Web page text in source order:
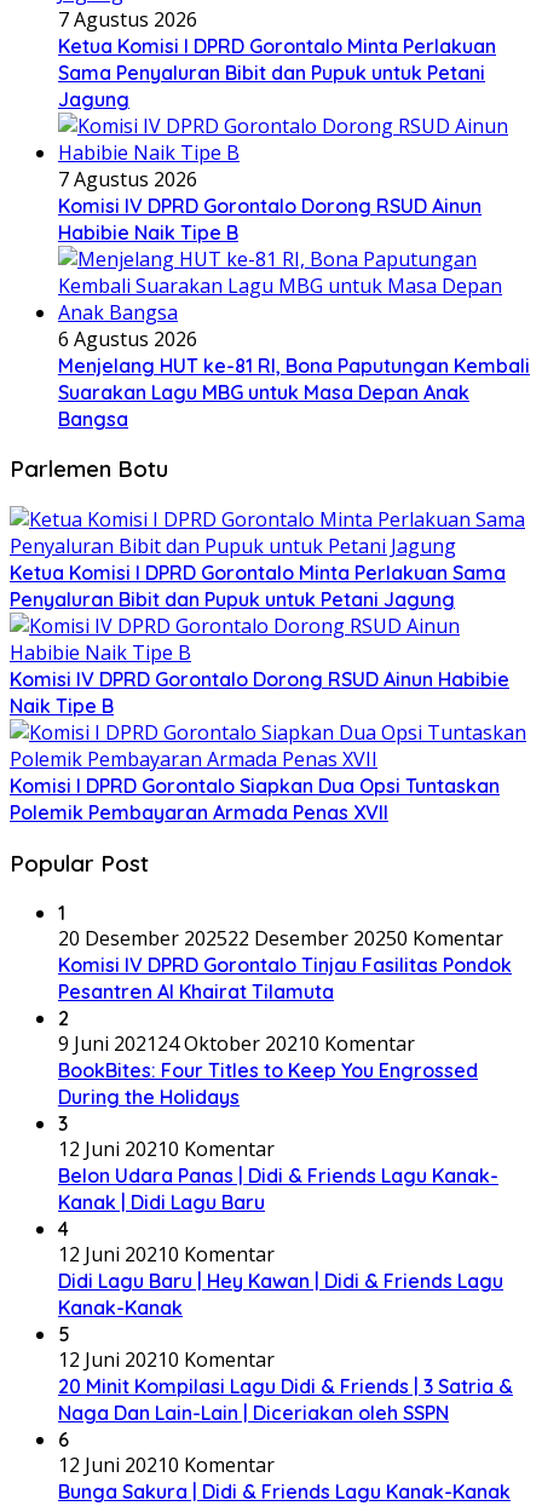
7 Agustus 2026
Ketua Komisi I DPRD Gorontalo Minta Perlakuan
Sama Penyaluran Bibit dan Pupuk untuk Petani
Jagung
7 Agustus 2026
Komisi IV DPRD Gorontalo Dorong RSUD Ainun
Habibie Naik Tipe B
6 Agustus 2026
Menjelang HUT ke-81 RI, Bona Paputungan Kembali
Suarakan Lagu MBG untuk Masa Depan Anak
Bangsa
Parlemen Botu
Ketua Komisi I DPRD Gorontalo Minta Perlakuan Sama
Penyaluran Bibit dan Pupuk untuk Petani Jagung
Komisi IV DPRD Gorontalo Dorong RSUD Ainun Habibie
Naik Tipe B
Komisi I DPRD Gorontalo Siapkan Dua Opsi Tuntaskan
Polemik Pembayaran Armada Penas XVII
Popular Post
1
20 Desember 202522 Desember 20250 Komentar
Komisi IV DPRD Gorontalo Tinjau Fasilitas Pondok
Pesantren Al Khairat Tilamuta
2
9 Juni 202124 Oktober 20210 Komentar
BookBites: Four Titles to Keep You Engrossed
During the Holidays
3
12 Juni 20210 Komentar
Belon Udara Panas | Didi & Friends Lagu Kanak-
Kanak | Didi Lagu Baru
4
12 Juni 20210 Komentar
Didi Lagu Baru | Hey Kawan | Didi & Friends Lagu
Kanak-Kanak
5
12 Juni 20210 Komentar
20 Minit Kompilasi Lagu Didi & Friends | 3 Satria &
Naga Dan Lain-Lain | Diceriakan oleh SSPN
6
12 Juni 20210 Komentar
Bunga Sakura | Didi & Friends Lagu Kanak-Kanak